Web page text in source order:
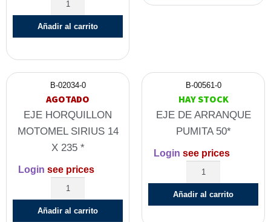
Añadir al carrito
B-02034-0
AGOTADO
EJE HORQUILLON
MOTOMEL SIRIUS 14
X 235 *
Login see prices
Añadir al carrito
B-00561-0
HAY STOCK
EJE DE ARRANQUE
PUMITA 50*
Login see prices
Añadir al carrito